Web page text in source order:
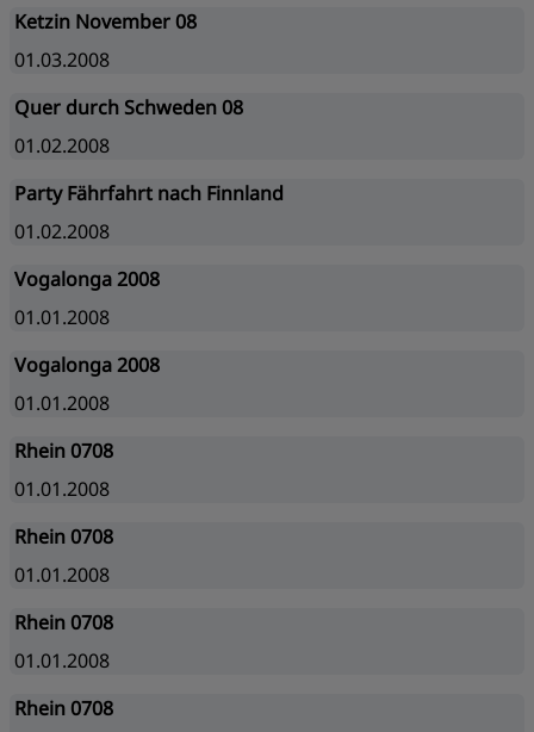
Ketzin November 08
01.03.2008
Quer durch Schweden 08
01.02.2008
Party Fährfahrt nach Finnland
01.02.2008
Vogalonga 2008
01.01.2008
Vogalonga 2008
01.01.2008
Rhein 0708
01.01.2008
Rhein 0708
01.01.2008
Rhein 0708
01.01.2008
Rhein 0708